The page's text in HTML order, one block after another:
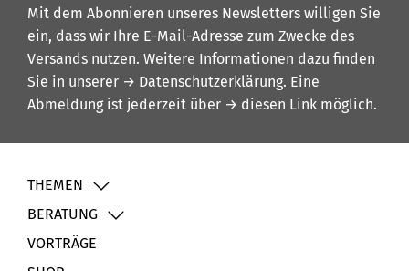
Mit dem Abonnieren unseres Newsletters willigen Sie
ein, dass wir Ihre E-Mail-Adresse zum Zwecke des
Versands nutzen. Weitere Informationen dazu finden
Sie in unserer → Datenschutzerklärung. Eine
Abmeldung ist jederzeit über → diesen Link möglich.
THEMEN
BERATUNG
VORTRÄGE